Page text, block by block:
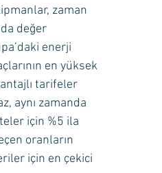
zaman
değer
enerji
en yüksek
tarifeler
aynı zamanda
için %5 ila
oranların
için en çekici